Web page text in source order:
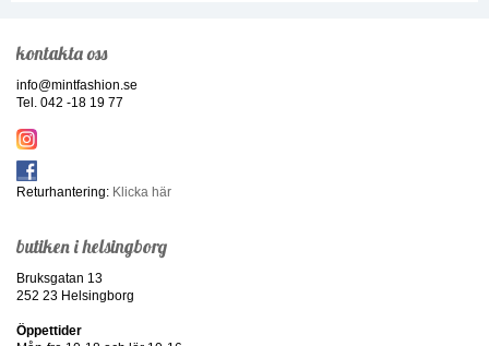
kontakta oss
info@mintfashion.se
Tel. 042 -18 19 77
Returhantering: Klicka här
butiken i helsingborg
Bruksgatan 13
252 23 Helsingborg
Öppettider